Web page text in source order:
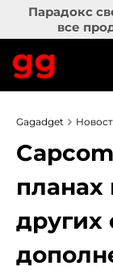
Парадокс
все
Gagadget
других